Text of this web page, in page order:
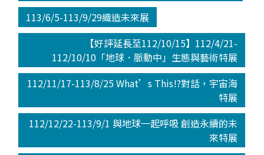
113/6/5-113/9/29織造未來展
【好評延長至112/10/15】112/4/21-
112/10/10「地球．脈動中」生態與藝術特展
112/11/17-113/8/25 What’s This!?對話，宇宙海
特展
112/12/22-113/9/1 與地球一起呼吸 創造永續的未
來特展